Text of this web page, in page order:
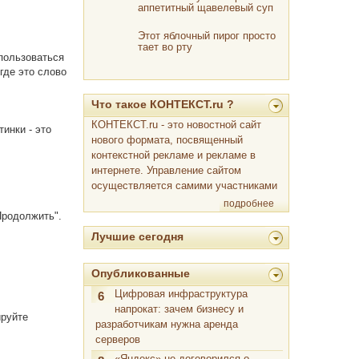
это слово
- это
аппетитный щавелевый суп
Этот яблочный пирог просто
тает во рту
Что такое КОНТЕКСТ.ru ?
КОНТЕКСТ.ru - это новостной сайт
нового формата, посвященный
контекстной рекламе и рекламе в
интернете. Управление сайтом
осуществляется самими участниками
подробнее
Лучшие сегодня
Опубликованные
6
Цифровая инфраструктура
напрокат: зачем бизнесу и
разработчикам нужна аренда
серверов